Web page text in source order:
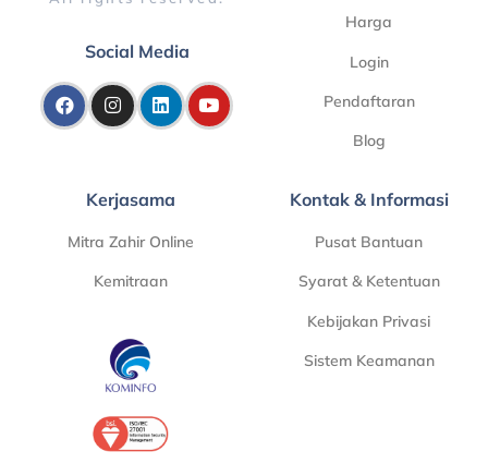
Social Media
Harga
Login
Pendaftaran
Blog
Kerjasama
Mitra Zahir Online
Kemitraan
Kontak & Informasi
Pusat Bantuan
Syarat & Ketentuan
Kebijakan Privasi
Sistem Keamanan